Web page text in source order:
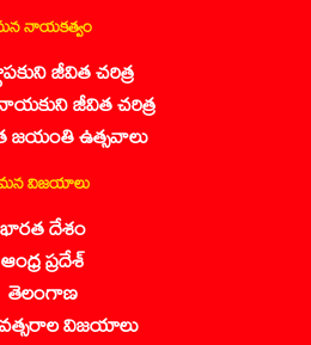
నాయకత్వం
జీవిత చరిత్ర
జీవిత చరిత్ర
జయంతి ఉత్సవాలు
విజయాలు
భారత దేశం
ఆంధ్ర ప్రదేశ్
తెలంగాణ
విజయాలు